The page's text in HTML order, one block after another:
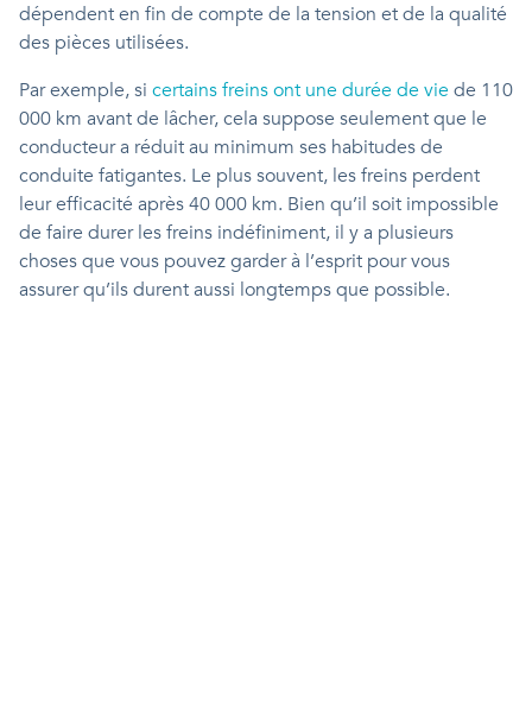
dépendent en fin de compte de la tension et de la qualité
des pièces utilisées.
Par exemple, si certains freins ont une durée de viede 110
000 km avant de lâcher, cela suppose seulement que le
conducteur a réduit au minimum ses habitudes de
conduite fatigantes. Le plus souvent, les freins perdent
leur efficacité après 40 000 km. Bien qu’il soit impossible
de faire durer les freins indéfiniment, il y a plusieurs
choses que vous pouvez garder à l’esprit pour vous
assurer qu’ils durent aussi longtemps que possible.